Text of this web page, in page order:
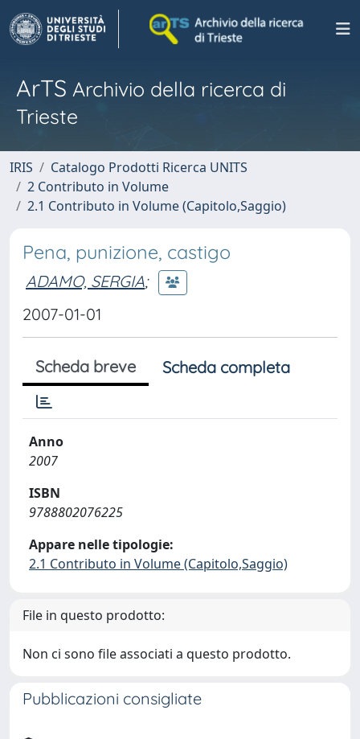
ArTS Archivio della ricerca di
Trieste
IRIS
Catalogo Prodotti Ricerca UNITS
2 Contributo in Volume
2.1 Contributo in Volume (Capitolo,Saggio)
Pena, punizione, castigo
ADAMO, SERGIA;
2007-01-01
Scheda breve Scheda completa
Anno
2007
ISBN
9788802076225
Appare nelle tipologie:
2.1 Contributo in Volume (Capitolo,Saggio)
File in questo prodotto:
Non ci sono file associati a questo prodotto.
Pubblicazioni consigliate